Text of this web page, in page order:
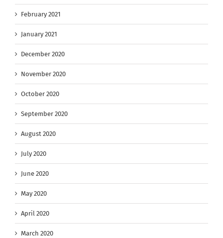
February 2021
January 2021
December 2020
November 2020
October 2020
September 2020
August 2020
July 2020
June 2020
May 2020
April 2020
March 2020